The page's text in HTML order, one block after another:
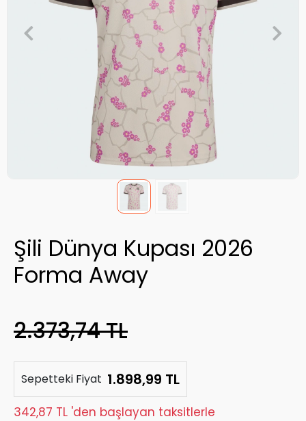
Şili Dünya Kupası 2026
Forma Away
2.373,74 TL
Sepetteki Fiyat 1.898,99 TL
342,87 TL 'den başlayan taksitlerle